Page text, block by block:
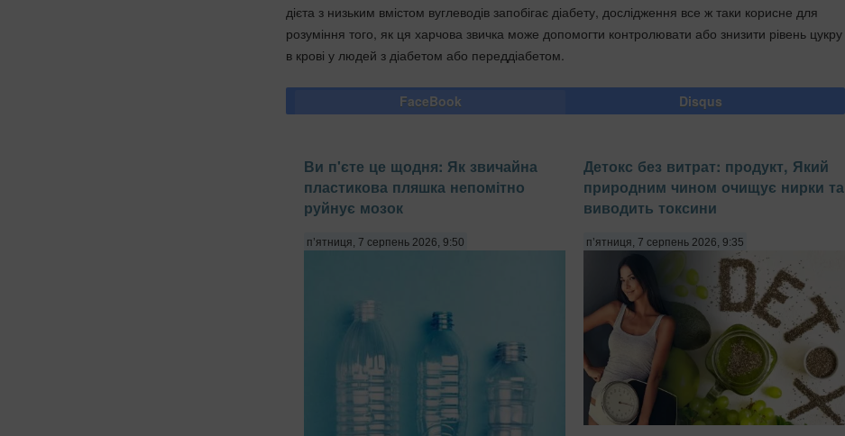
дієта з низьким вмістом вуглеводів запобігає діабету, дослідження все ж таки корисне для
розуміння того, як ця харчова звичка може допомогти контролювати або знизити рівень цукру
в крові у людей з діабетом або переддіабетом.
FaceBook Disqus
Ви п'єте це щодня: Як звичайна
пластикова пляшка непомітно
руйнує мозок
п’ятниця, 7 серпень 2026, 9:50
Детокс без витрат: продукт, Який
природним чином очищує нирки та
виводить токсини
п’ятниця, 7 серпень 2026, 9:35